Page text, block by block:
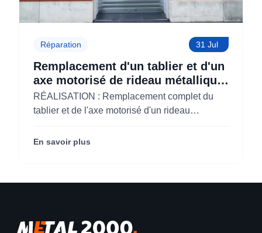
Réparation 31 Jul
Remplacement d'un tablier et d'un
axe motorisé de rideau métallique
pour M'CHADAL (Optical Center)
(95)
RÉALISATION : Remplacement complet du
tablier et de l'axe motorisé d'un rideau
Center) (95290).
En savoir plus